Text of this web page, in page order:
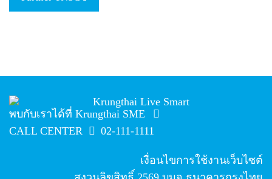
พบกับเราได้ที่ Krungthai SME
CALL CENTER
02-111-1111
เงื่อนไขการใช้งานเว็บไซต์